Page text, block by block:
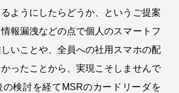
ようにしたらどうか、というご提案
報漏洩などの点で個人のスマートフ
いことや、全員への社用スマホの配
ったことから、実現こそしませんで
の検討を経てMSRのカードリーダを